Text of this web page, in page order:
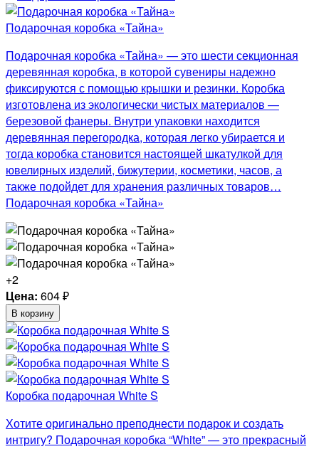
Подарочная коробка «Тайна»
Подарочная коробка «Тайна» — это шести секционная
деревянная коробка, в которой сувениры надежно
фиксируются с помощью крышки и резинки. Коробка
изготовлена из экологически чистых материалов —
березовой фанеры. Внутри упаковки находится
деревянная перегородка, которая легко убирается и
тогда коробка становится настоящей шкатулкой для
ювелирных изделий, бижутерии, косметики, часов, а
также подойдет для хранения различных товаров…
Подарочная коробка «Тайна»
+2
Цена: 604₽
В корзину
Коробка подарочная White S
Хотите оригинально преподнести подарок и создать
интригу? Подарочная коробка “White” — это прекрасный